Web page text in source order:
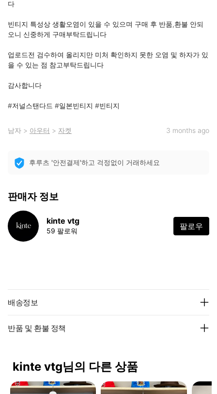
다
빈티지 특성상 생활오염이 있을 수 있으며 구매 후 반품,환불 안되
오니 신중하게 구매부탁드립니다
업로드전 검수하여 올리지만 미처 확인하지 못한 오염 및 하자가 있
을 수 있는 점 참고부탁드립니다
감사합니다
#저널스탠다드 #일본빈티지 #빈티지
남자 > 아우터 > 자켓 3 months ago
후루츠 '안전결제'하고 걱정없이 거래하세요
판매자 정보
kinte vtg
59 팔로워 팔로우
배송정보
반품 및 환불 정책
kinte vtg님의 다른 상품